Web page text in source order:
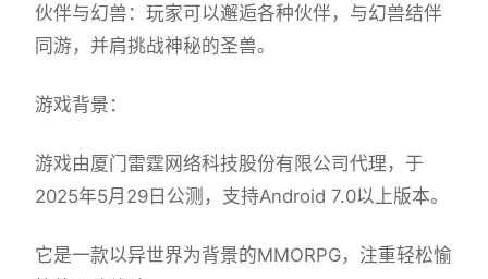
伙伴与幻兽：玩家可以邂逅各种伙伴，与幻兽结伴
同游，并肩挑战神秘的圣兽。
游戏背景：
游戏由厦门雷霆网络科技股份有限公司代理，于
2025年5月29日公测，支持Android 7.0以上版本。
它是一款以异世界为背景的MMORPG，注重轻松愉